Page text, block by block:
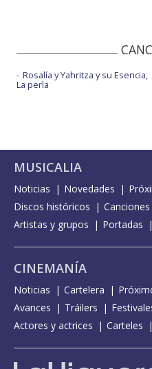
Rosalía y Yahritza y su Esencia,
La perla
MUSICALIA
Noticias Novedades
Discos históricos
Canciones
Artistas y grupos
Portadas
CINEMANÍA
Noticias Cartelera
Avances
Tráilers
Actores y actrices
Carteles